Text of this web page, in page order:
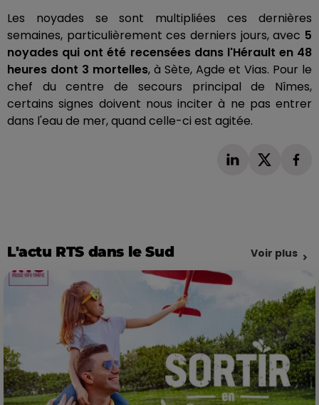
Les noyades se sont multipliées ces dernières
semaines, particulièrement ces derniers jours, avec 5
noyades qui ont été recensées dans l'Hérault en 48
heures dont 3 mortelles, à Sète, Agde et Vias. Pour le
chef du centre de secours principal de Nîmes,
certains signes doivent nous inciter à ne pas entrer
dans l'eau de mer, quand celle-ci est agitée.
L'actu RTS dans le Sud Voir plus